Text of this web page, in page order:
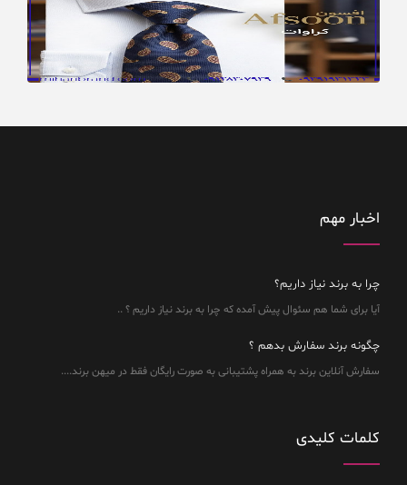
اخبار مهم
چرا به برند نیاز داریم؟
آیا برای شما هم سئوال پیش آمده که چرا به برند نیاز داریم ؟ ..
چگونه برند سفارش بدهم ؟
سفارش آنلاین برند به همراه پشتیبانی به صورت رایگان فقط در میهن برند....
کلمات کلیدی